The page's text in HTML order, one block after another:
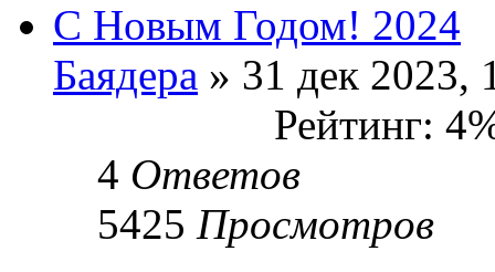
С Новым Годом! 2024
Баядера » 31 дек 2023,
Рейтинг:
4 Ответов
5425 Просмотров